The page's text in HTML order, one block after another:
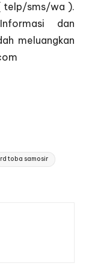
telp/sms/wa ).
Informasi dan
meluangkan
toba samosir